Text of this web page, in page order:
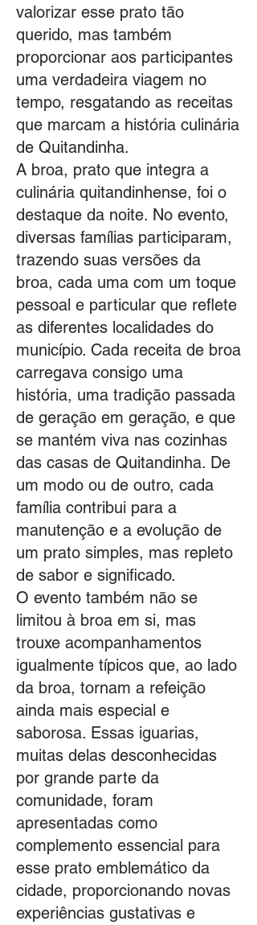
valorizar esse prato tão
querido, mas também
proporcionar aos participantes
uma verdadeira viagem no
tempo, resgatando as receitas
que marcam a história culinária
de Quitandinha.
A broa, prato que integra a
culinária quitandinhense, foi o
destaque da noite. No evento,
diversas famílias participaram,
trazendo suas versões da
broa, cada uma com um toque
pessoal e particular que reflete
as diferentes localidades do
município. Cada receita de broa
carregava consigo uma
história, uma tradição passada
de geração em geração, e que
se mantém viva nas cozinhas
das casas de Quitandinha. De
um modo ou de outro, cada
família contribui para a
manutenção e a evolução de
um prato simples, mas repleto
de sabor e significado.
O evento também não se
limitou à broa em si, mas
trouxe acompanhamentos
igualmente típicos que, ao lado
da broa, tornam a refeição
ainda mais especial e
saborosa. Essas iguarias,
muitas delas desconhecidas
por grande parte da
comunidade, foram
apresentadas como
complemento essencial para
esse prato emblemático da
cidade, proporcionando novas
experiências gustativas e